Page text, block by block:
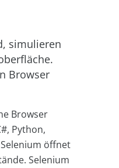
simulieren
Browser
Browser
Python,
öffnet
Selenium